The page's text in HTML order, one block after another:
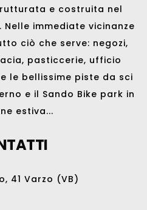
e costruita nel
immediate vicinanze
ciò che serve: negozi,
pasticcerie, ufficio
le bellissime piste da sci
e il Sando Bike park in
estiva...
41 Varzo (VB)